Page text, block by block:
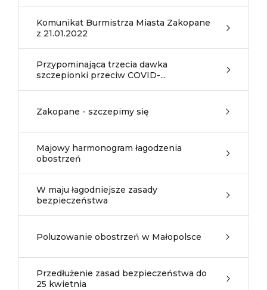
Komunikat Burmistrza Miasta Zakopane
z 21.01.2022
Przypominająca trzecia dawka
szczepionki przeciw COVID-...
Zakopane - szczepimy się
Majowy harmonogram łagodzenia
obostrzeń
W maju łagodniejsze zasady
bezpieczeństwa
Poluzowanie obostrzeń w Małopolsce
Przedłużenie zasad bezpieczeństwa do
25 kwietnia